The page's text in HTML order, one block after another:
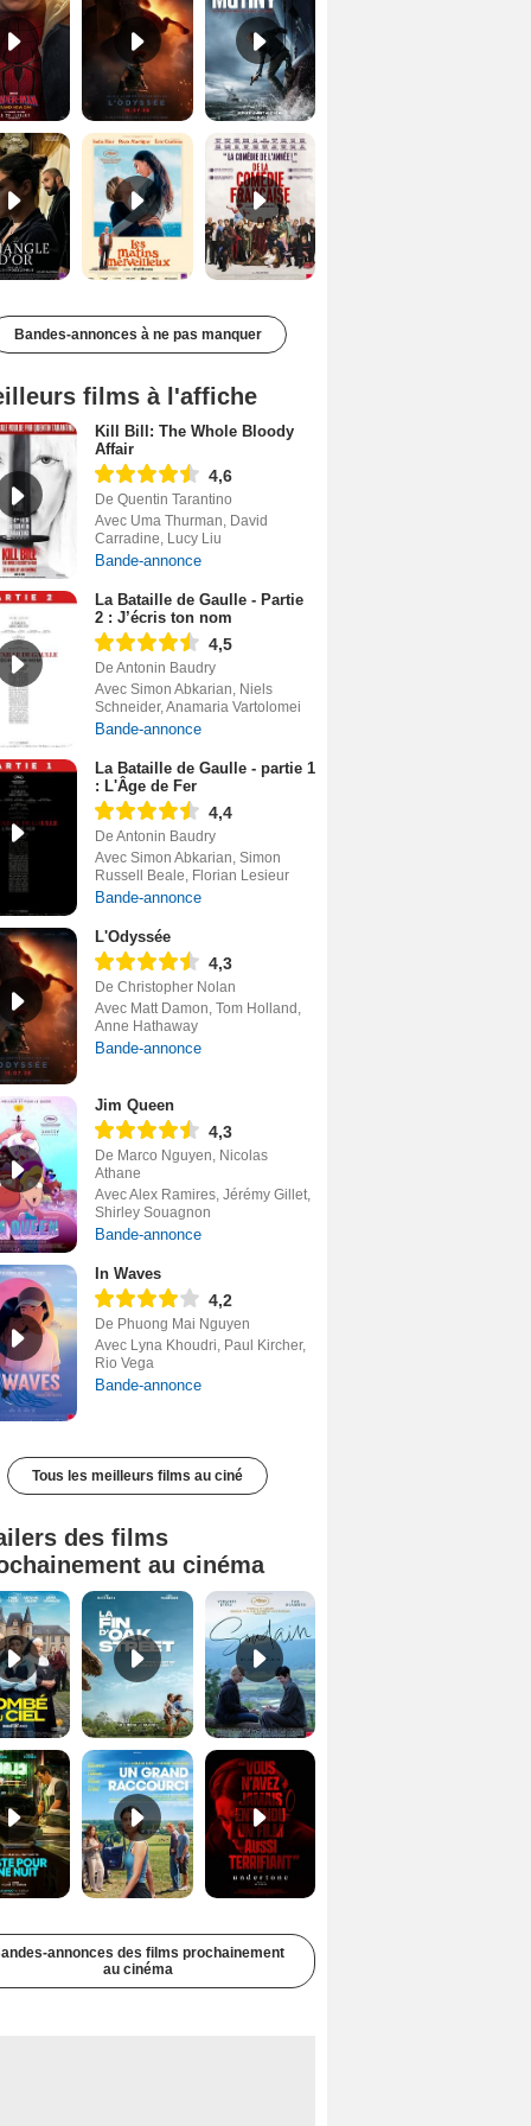
Les Matins merveilleux Bande-annonce VF De la Comédie-Française Teaser VF
Bandes-annonces à ne pas manquer
films à l'affiche
Kill Bill: The Whole Bloody
Affair
4,6
De Quentin Tarantino
Avec Uma Thurman, David
Carradine, Lucy Liu
Bande-annonce
La Bataille de Gaulle - Partie
2 : J’écris ton nom
4,5
De Antonin Baudry
Avec Simon Abkarian, Niels
Schneider, Anamaria Vartolomei
Bande-annonce
La Bataille de Gaulle - partie 1
: L'Âge de Fer
4,4
De Antonin Baudry
Avec Simon Abkarian, Simon
Russell Beale, Florian Lesieur
Bande-annonce
L'Odyssée
4,3
De Christopher Nolan
Avec Matt Damon, Tom Holland,
Anne Hathaway
Bande-annonce
Jim Queen
4,3
De Marco Nguyen, Nicolas
Athane
Avec Alex Ramires, Jérémy Gillet,
Shirley Souagnon
Bande-annonce
In Waves
4,2
De Phuong Mai Nguyen
Avec Lyna Khoudri, Paul Kircher,
Rio Vega
Bande-annonce
Tous les meilleurs films au ciné
des films
au cinéma
Tombé du ciel Bande-annonce VF La fin d’Oak Street Bande-annonce VO STFR
Juste pour une nuit Bande-annonce VO STFR Un grand raccourci Bande-annonce VF Undertone Bande-annonce VO STFR
annonces des films prochainement
au cinéma